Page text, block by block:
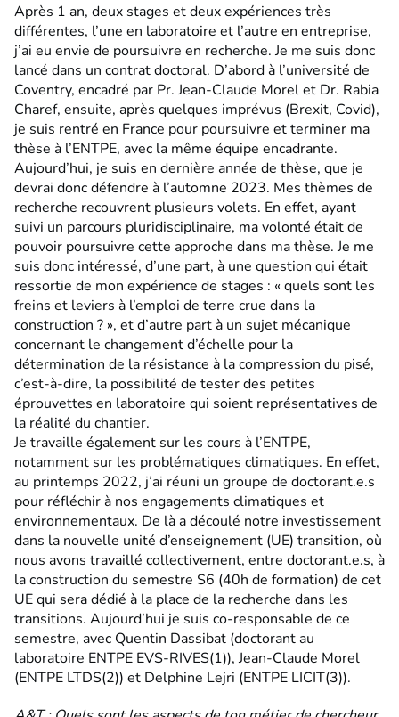
Après 1 an, deux stages et deux expériences très
différentes, l’une en laboratoire et l’autre en entreprise,
j’ai eu envie de poursuivre en recherche. Je me suis donc
lancé dans un contrat doctoral. D’abord à l’université de
Coventry, encadré par Pr. Jean-Claude Morel et Dr. Rabia
Charef, ensuite, après quelques imprévus (Brexit, Covid),
je suis rentré en France pour poursuivre et terminer ma
thèse à l’ENTPE, avec la même équipe encadrante.
Aujourd’hui, je suis en dernière année de thèse, que je
devrai donc défendre à l’automne 2023. Mes thèmes de
recherche recouvrent plusieurs volets. En effet, ayant
suivi un parcours pluridisciplinaire, ma volonté était de
pouvoir poursuivre cette approche dans ma thèse. Je me
suis donc intéressé, d’une part, à une question qui était
ressortie de mon expérience de stages : « quels sont les
freins et leviers à l’emploi de terre crue dans la
construction ? », et d’autre part à un sujet mécanique
concernant le changement d’échelle pour la
détermination de la résistance à la compression du pisé,
c’est-à-dire, la possibilité de tester des petites
éprouvettes en laboratoire qui soient représentatives de
la réalité du chantier.
Je travaille également sur les cours à l’ENTPE,
notamment sur les problématiques climatiques. En effet,
au printemps 2022, j’ai réuni un groupe de doctorant.e.s
pour réfléchir à nos engagements climatiques et
environnementaux. De là a découlé notre investissement
dans la nouvelle unité d’enseignement (UE) transition, où
nous avons travaillé collectivement, entre doctorant.e.s, à
la construction du semestre S6 (40h de formation) de cet
UE qui sera dédié à la place de la recherche dans les
transitions. Aujourd’hui je suis co-responsable de ce
semestre, avec Quentin Dassibat (doctorant au
laboratoire ENTPE EVS-RIVES(1)), Jean-Claude Morel
(ENTPE LTDS(2)) et Delphine Lejri (ENTPE LICIT(3)).